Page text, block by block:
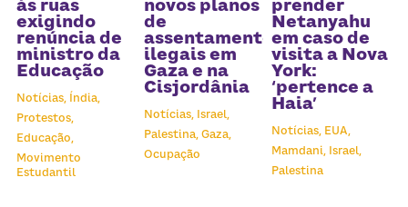
às ruas
exigindo
renúncia de
ministro da
Educação
Notícias, Índia,
Protestos,
Educação,
Movimento
Estudantil
novos planos
de
assentamentos
ilegais em
Gaza e na
Cisjordânia
Notícias, Israel,
Palestina, Gaza,
Ocupação
prender
Netanyahu
em caso de
visita a Nova
York:
‘pertence a
Haia’
Notícias, EUA,
Mamdani, Israel,
Palestina